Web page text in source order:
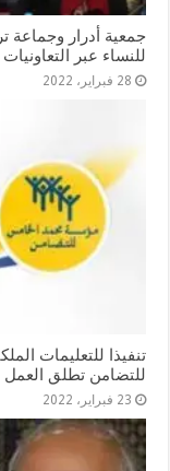
جمعية أدرار وجماعة
للنساء عبر التعاونيات
28 فبراير، 2022
تنفيذا للتعليمات
للتضامن تطلق العمل ب11 مركزا جديدا في مدن مختلفة
23 فبراير، 2022